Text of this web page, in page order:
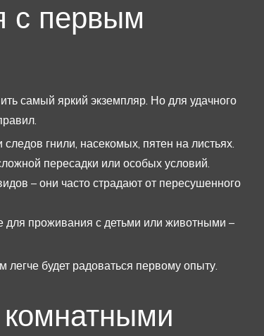
с первым
самый яркий экземпляр. Но для удачного
гнили, насекомых, пятен на листьях.
пересадки или особых условий.
– они часто страдают от пересушенного
для проживания с детьми или животными –
будет радоваться первому опыту.